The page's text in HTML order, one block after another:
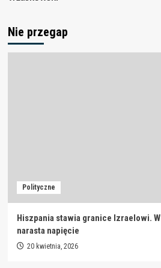
Nie przegap
Polityczne
Hiszpania stawia granice Izraelowi.
narasta napięcie
20 kwietnia, 2026